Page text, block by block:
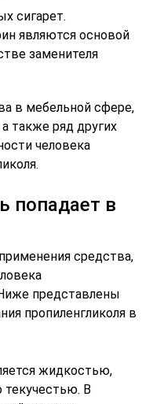
сигарет.
являются основой
заменителя
в мебельной сфере,
также ряд других
человека
попадает в
средства,
представлены
пропиленгликоля в
жидкостью,
текучестью. В